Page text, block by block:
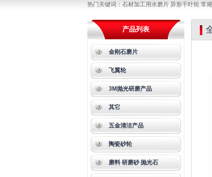
热门关键词：石材加工用水磨片 异形千叶轮 常
产品列表
金刚石磨片
飞翼轮
3M抛光研磨产品
其它
五金清洁产品
陶瓷砂轮
磨料 研磨砂 抛光石